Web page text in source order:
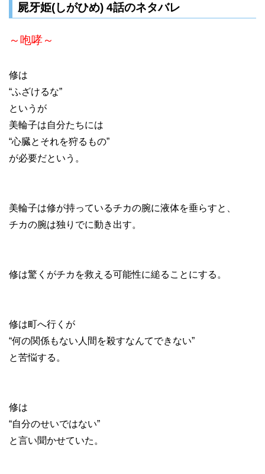
屍牙姫(しがひめ) 4話のネタバレ
～咆哮～
修は
“ふざけるな”
というが
美輪子は自分たちには
“心臓とそれを狩るもの”
が必要だという。
美輪子は修が持っているチカの腕に液体を垂らすと、
チカの腕は独りでに動き出す。
修は驚くがチカを救える可能性に縋ることにする。
修は町へ行くが
“何の関係もない人間を殺すなんてできない”
と苦悩する。
修は
“自分のせいではない”
と言い聞かせていた。